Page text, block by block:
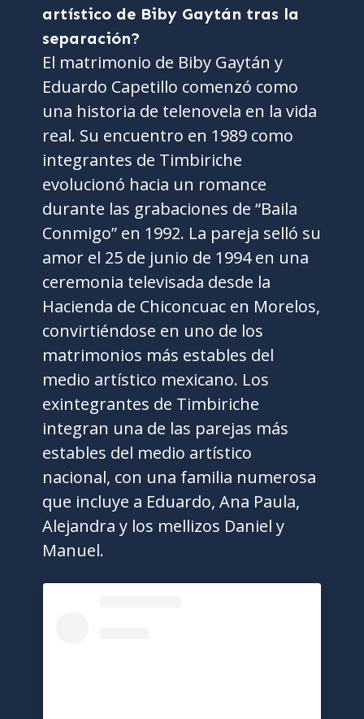
artístico de Biby Gaytán tras la
separación?
El matrimonio de Biby Gaytán y
Eduardo Capetillo comenzó como
una historia de telenovela en la vida
real. Su encuentro en 1989 como
integrantes de Timbiriche
evolucionó hacia un romance
durante las grabaciones de “Baila
Conmigo” en 1992. La pareja selló su
amor el 25 de junio de 1994 en una
ceremonia televisada desde la
Hacienda de Chiconcuac en Morelos,
convirtiéndose en uno de los
matrimonios más estables del
medio artístico mexicano. Los
exintegrantes de Timbiriche
integran una de las parejas más
estables del medio artístico
nacional, con una familia numerosa
que incluye a Eduardo, Ana Paula,
Alejandra y los mellizos Daniel y
Manuel.